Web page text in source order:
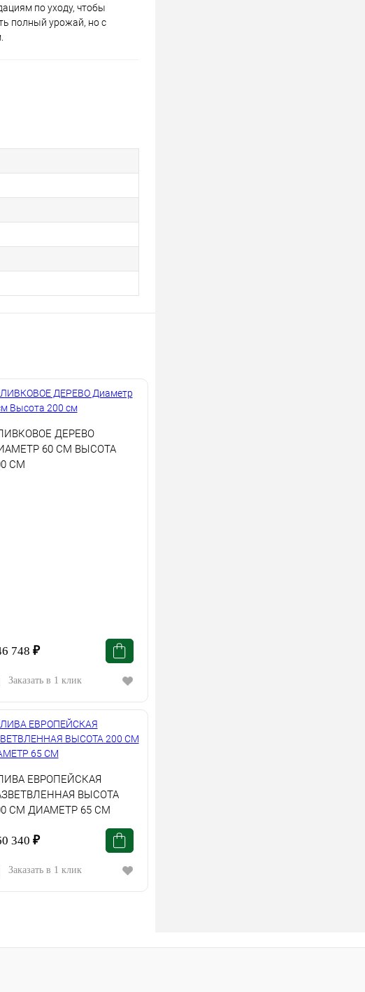
по уходу, чтобы
полный урожай, но с
ДЕРЕВО
60 СМ ВЫСОТА
СМ
748 ₽
Заказать в 1 клик
ЕВРОПЕЙСКАЯ
ВЫСОТА
СМ ДИАМЕТР 65 СМ
340 ₽
Заказать в 1 клик